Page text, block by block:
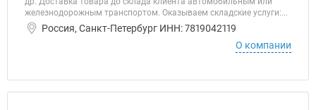
железнодорожным транспортом. Оказываем складские услуги:...
Россия, Санкт-Петербург ИНН: 7819042119
О компании